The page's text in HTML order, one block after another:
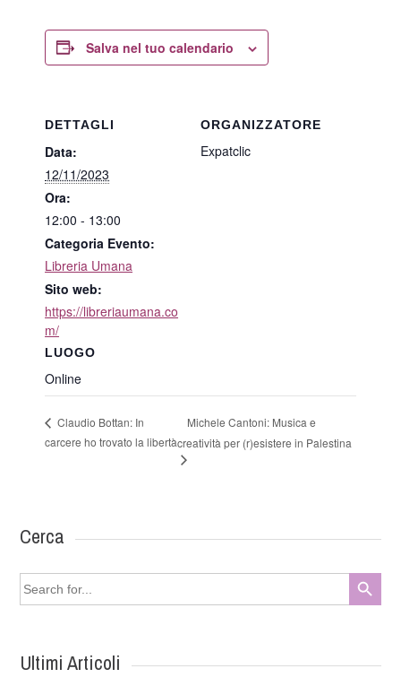
Salva nel tuo calendario
DETTAGLI
Data:
12/11/2023
Ora:
12:00 - 13:00
Categoria Evento:
Libreria Umana
Sito web:
https://libreriaumana.co
m/
LUOGO
Online
ORGANIZZATORE
Expatclic
Claudio Bottan: In
carcere ho trovato la libertà
Michele Cantoni: Musica e
creatività per (r)esistere in Palestina
Cerca
Search
for:
Search Button
Ultimi Articoli